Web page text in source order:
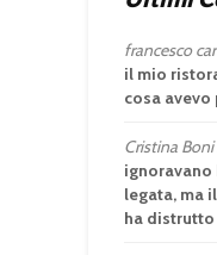
francesco
il mio
cosa avevo
Cristina Boni
ignoravano
legata, ma
ha